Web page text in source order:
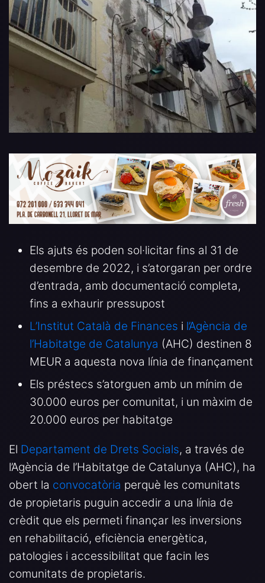
Els ajuts és poden sol·licitar fins al 31 de
desembre de 2022, i s’atorgaran per ordre
d’entrada, amb documentació completa,
fins a exhaurir pressupost
L’Institut Català de Finances i l’Agència de
l’Habitatge de Catalunya (AHC) destinen 8
MEUR a aquesta nova línia de finançament
Els préstecs s’atorguen amb un mínim de
30.000 euros per comunitat, i un màxim de
20.000 euros per habitatge
El Departament de Drets Socials, a través de
l’Agència de l’Habitatge de Catalunya (AHC), ha
obert la convocatòria perquè les comunitats
de propietaris puguin accedir a una línia de
crèdit que els permeti finançar les inversions
en rehabilitació, eficiència energètica,
patologies i accessibilitat que facin les
comunitats de propietaris.